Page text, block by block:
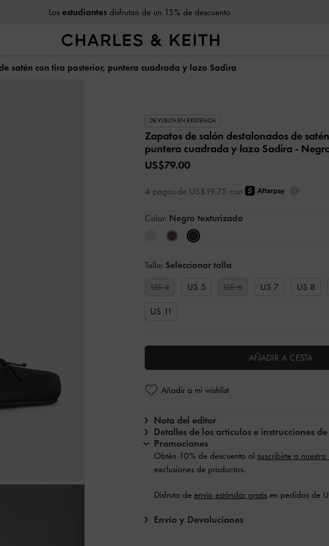
Los estudiantesdisfrutan de un 15% de descuento
satén con tira posterior, puntera cuadrada y lazo Sadira
DE VUELTA EN EXISTENCIA
Zapatos de salón destalonados de
puntera cuadrada y lazo Sadira -
US$79.00
4 pagos de US$19.75 con
Color: Negro texturizado
Talla: Seleccionar talla
US 4
US 5 US 6 US 7 US 8
US 11
AÑADIR A CESTA
Añadir a mi wishlist
Nota del editor
Detalles de los artículos e instrucciones
Promociones
Obtén 10% de descuento al suscribirte a nuestro
exclusiones de productos.
Disfruta de envío estándar gratis en pedidos de
Envío y Devoluciones